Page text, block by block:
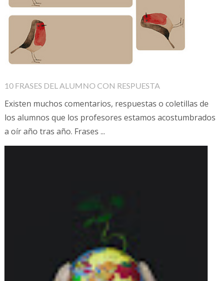
10 FRASES DEL ALUMNO CON RESPUESTA
Existen muchos comentarios, respuestas o coletillas de
los alumnos que los profesores estamos acostumbrados
a oír año tras año. Frases ...